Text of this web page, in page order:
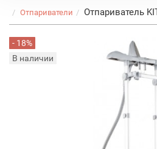
Отпариватели Отпариватель
- 18%
В наличии